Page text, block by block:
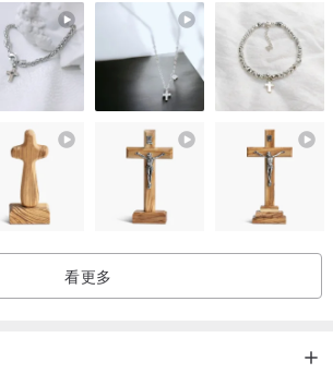
看更多